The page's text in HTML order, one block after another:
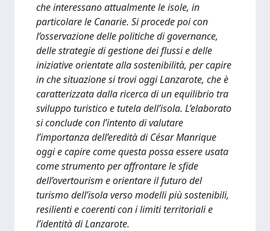
che interessano attualmente le isole, in
particolare le Canarie. Si procede poi con
l’osservazione delle politiche di governance,
delle strategie di gestione dei flussi e delle
iniziative orientate alla sostenibilità, per capire
in che situazione si trovi oggi Lanzarote, che è
caratterizzata dalla ricerca di un equilibrio tra
sviluppo turistico e tutela dell’isola. L’elaborato
si conclude con l’intento di valutare
l’importanza dell’eredità di César Manrique
oggi e capire come questa possa essere usata
come strumento per affrontare le sfide
dell’overtourism e orientare il futuro del
turismo dell’isola verso modelli più sostenibili,
resilienti e coerenti con i limiti territoriali e
l’identità di Lanzarote.